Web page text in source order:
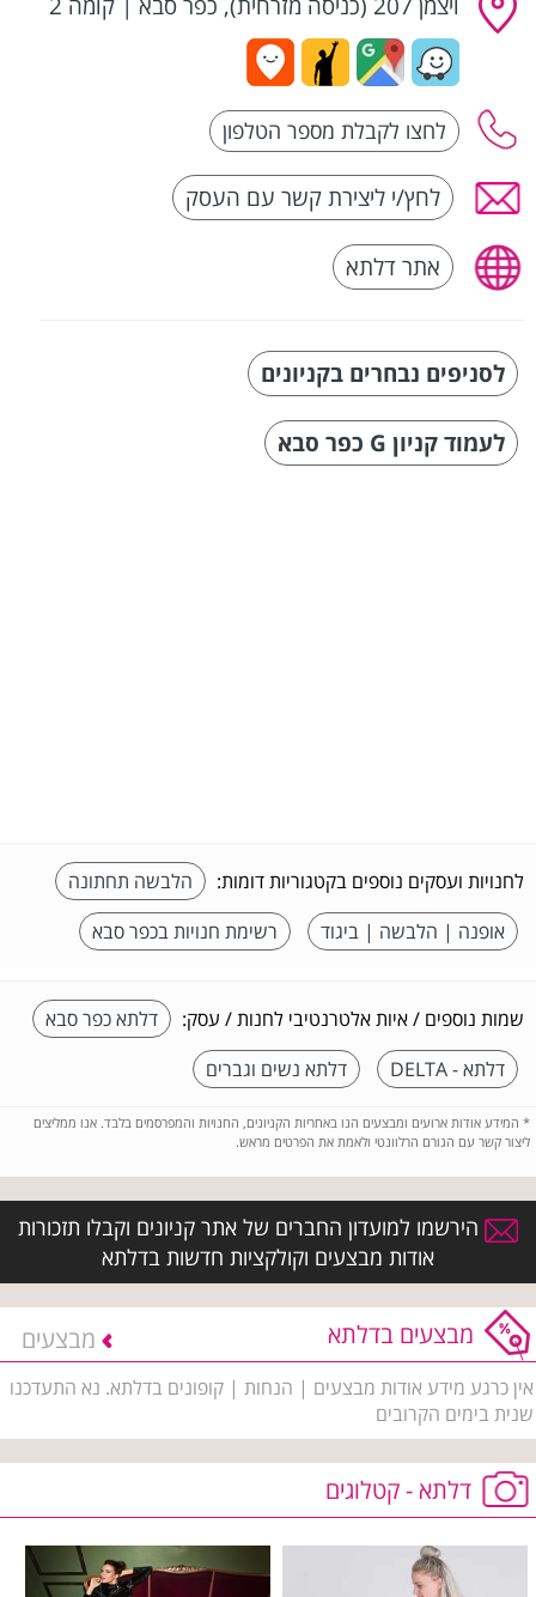
לחץ/י ליצירת קשר עם העסק
אתר דלתא
לסניפים נבחרים בקניונים
לעמוד קניון G כפר סבא
לחנויות ועסקים נוספים בקטגוריות דומות:
הלבשה תחתונה
אופנה | הלבשה | ביגוד
רשימת חנויות בכפר סבא
שמות נוספים / איות אלטרנטיבי לחנות / עסק:
דלתא כפר סבא
דלתא - DELTA
דלתא נשים וגברים
* המידע אודות ארועים ומבצעים הנו באחריות הקניונים, החנויות והמפרסמים בלבד. אנו ממליצים
ליצור קשר עם הגורם הרלוונטי ולאמת את הפרטים מראש.
הירשמו למועדון החברים של אתר קניונים וקבלו תזכורות
אודות מבצעים וקולקציות חדשות בדלתא
מבצעים בדלתא מבצעים
אין כרגע מידע אודות מבצעים | הנחות | קופונים בדלתא. נא התעדכנו
שנית בימים הקרובים
דלתא - קטלוגים